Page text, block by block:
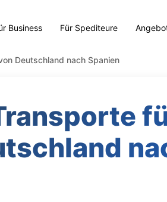
Business Für Spediteure
Deutschland nach Spanien